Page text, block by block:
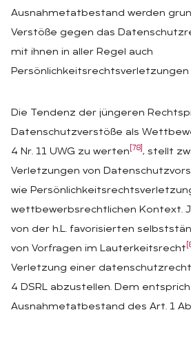
Ausnahmetatbestand werden
Verstöße gegen das
mit ihnen in aller Regel auch
Die Tendenz der jüngeren
Datenschutzverstöße als
4 Nr. 11 UWG zu werten [78] , stellt
Verletzungen von
wie
wettbewerbsrechtlichen Kontext.
von der h.L. favorisierten
von Vorfragen im Lauterkeitsrecht
Verletzung einer
4 DSRL abzustellen. Dem
Ausnahmetatbestand des Art. 1